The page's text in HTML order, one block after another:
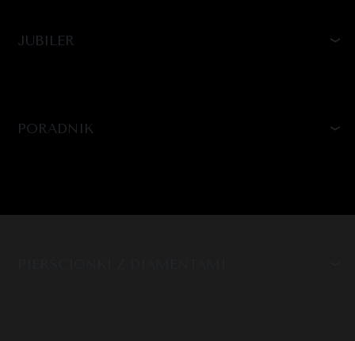
JUBILER
PORADNIK